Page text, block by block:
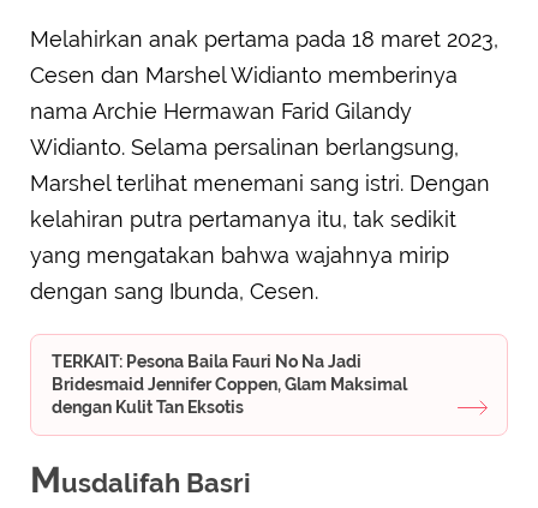
Melahirkan anak pertama pada 18 maret 2023,
Cesen dan Marshel Widianto memberinya
nama Archie Hermawan Farid Gilandy
Widianto. Selama persalinan berlangsung,
Marshel terlihat menemani sang istri. Dengan
kelahiran putra pertamanya itu, tak sedikit
yang mengatakan bahwa wajahnya mirip
dengan sang Ibunda, Cesen.
TERKAIT: Pesona Baila Fauri No Na Jadi
Bridesmaid Jennifer Coppen, Glam Maksimal
dengan Kulit Tan Eksotis
Musdalifah Basri